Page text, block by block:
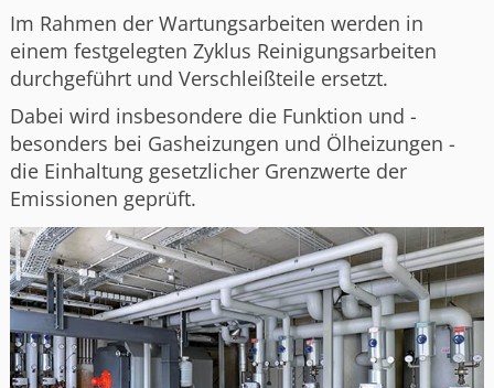
Im Rahmen der Wartungsarbeiten werden in
einem festgelegten Zyklus Reinigungsarbeiten
durchgeführt und Verschleißteile ersetzt.
Dabei wird insbesondere die Funktion und -
besonders bei Gasheizungen und Ölheizungen -
die Einhaltung gesetzlicher Grenzwerte der
Emissionen geprüft.